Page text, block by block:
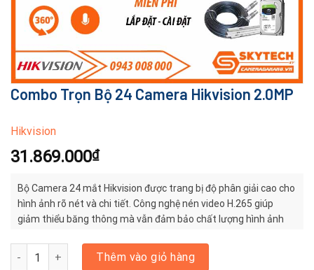
Combo Trọn Bộ 24 Camera Hikvision 2.0MP
Hikvision
31.869.000₫
Bộ Camera 24 mắt Hikvision được trang bị độ phân giải cao cho
hình ảnh rõ nét và chi tiết. Công nghệ nén video H.265 giúp
giảm thiểu băng thông mà vẫn đảm bảo chất lượng hình ảnh
Combo Trọn Bộ 24 Camera Hikvision 2.0MP số lượng
Thêm vào giỏ hàng